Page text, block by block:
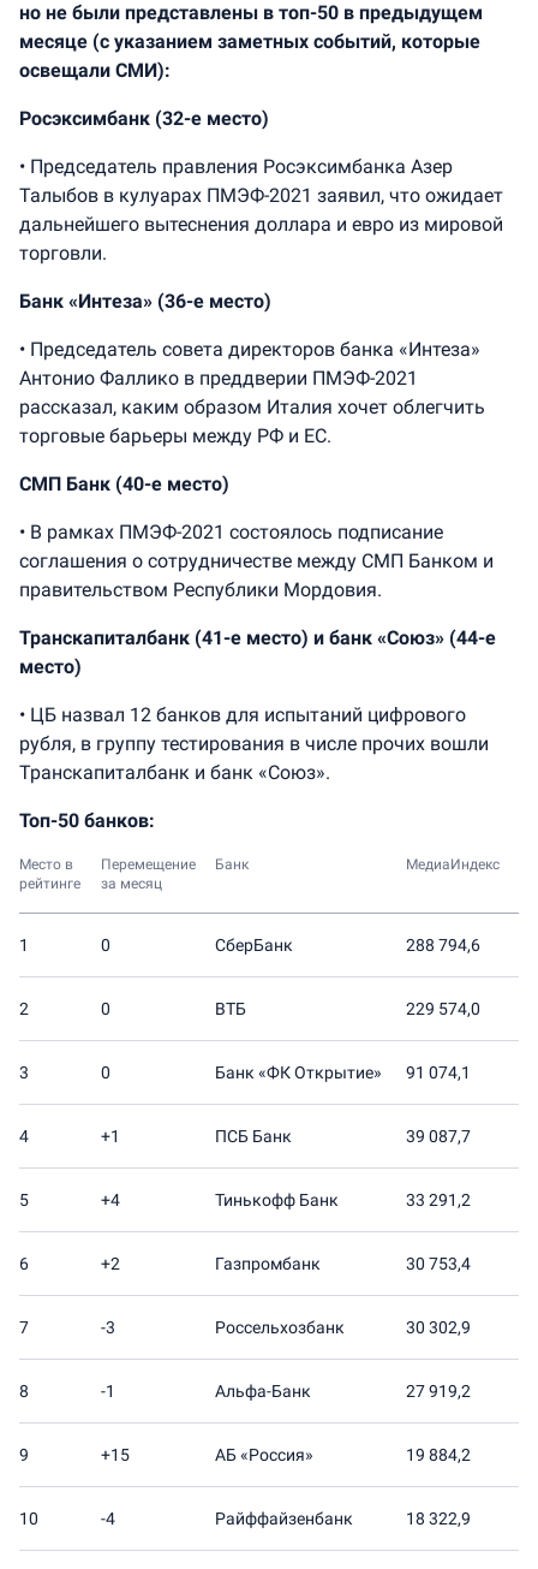
но не были представлены в топ-50 в предыдущем
месяце (с указанием заметных событий, которые
освещали СМИ):
Росэксимбанк (32-е место)
• Председатель правления Росэксимбанка Азер
Талыбов в кулуарах ПМЭФ-2021 заявил, что ожидает
дальнейшего вытеснения доллара и евро из мировой
торговли.
Банк «Интеза» (36-е место)
• Председатель совета директоров банка «Интеза»
Антонио Фаллико в преддверии ПМЭФ-2021
рассказал, каким образом Италия хочет облегчить
торговые барьеры между РФ и ЕС.
СМП Банк (40-е место)
• В рамках ПМЭФ-2021 состоялось подписание
соглашения о сотрудничестве между СМП Банком и
правительством Республики Мордовия.
Транскапиталбанк (41-е место) и банк «Союз» (44-е
место)
• ЦБ назвал 12 банков для испытаний цифрового
рубля, в группу тестирования в числе прочих вошли
Транскапиталбанк и банк «Союз».
Топ-50 банков:
Место в
рейтинге
Перемещение
за месяц
Банк МедиаИндекс
1 0 СберБанк 288 794,6
2 0 ВТБ 229 574,0
3 0 Банк «ФК Открытие» 91 074,1
4 +1 ПСБ Банк 39 087,7
5 +4 Тинькофф Банк 33 291,2
6 +2 Газпромбанк 30 753,4
7 -3 Россельхозбанк 30 302,9
8 -1 Альфа-Банк 27 919,2
9 +15 АБ «Россия» 19 884,2
10 -4 Райффайзенбанк 18 322,9